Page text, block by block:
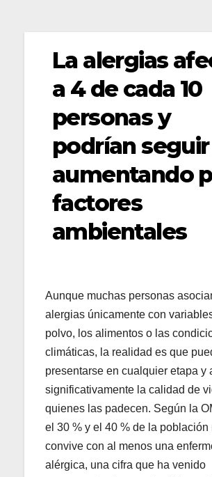
La alergias
a 4 de cada 10
personas y
podrían seguir
aumentando
factores
ambientales
Aunque muchas personas
alergias únicamente con
polvo, los alimentos o las
climáticas, la realidad es que
presentarse en cualquier etapa y
significativamente la calidad de
quienes las padecen. Según la
el 30 % y el 40 % de la población
convive con al menos una
alérgica, una cifra que ha venido